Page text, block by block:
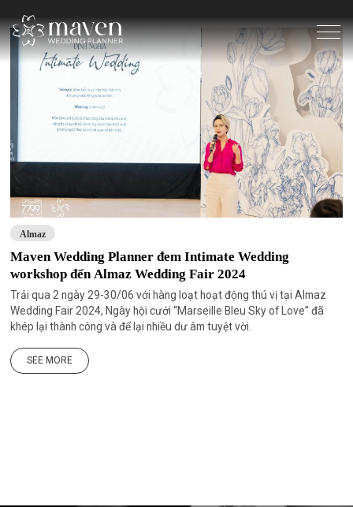
Almaz
Maven Wedding Planner đem Intimate Wedding
workshop đến Almaz Wedding Fair 2024
Trải qua 2 ngày 29-30/06 với hàng loạt hoạt động thú vị tại Almaz
Wedding Fair 2024, Ngày hội cưới “Marseille Bleu Sky of Love” đã
khép lại thành công và để lại nhiều dư âm tuyệt vời.
SEE MORE